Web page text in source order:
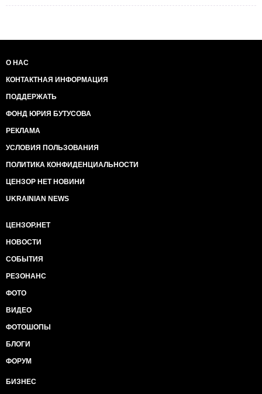
О НАС
КОНТАКТНАЯ ИНФОРМАЦИЯ
ПОДДЕРЖАТЬ
ФОНД ЮРИЯ БУТУСОВА
РЕКЛАМА
УСЛОВИЯ ПОЛЬЗОВАНИЯ
ПОЛИТИКА КОНФИДЕНЦИАЛЬНОСТИ
ЦЕНЗОР НЕТ НОВИНИ
UKRAINIAN NEWS
ЦЕНЗОР.НЕТ
НОВОСТИ
СОБЫТИЯ
РЕЗОНАНС
ФОТО
ВИДЕО
ФОТОШОПЫ
БЛОГИ
ФОРУМ
БИЗНЕС